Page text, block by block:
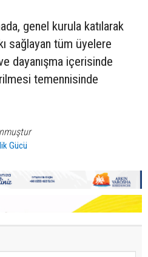
genel kurula katılarak
sağlayan tüm üyelere
dayanışma içerisinde
temennisinde
Gücü